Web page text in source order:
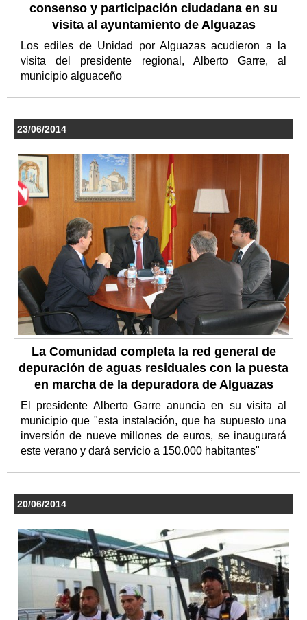
consenso y participación ciudadana en su
visita al ayuntamiento de Alguazas
Los ediles de Unidad por Alguazas acudieron a la
visita del presidente regional, Alberto Garre, al
municipio alguaceño
23/06/2014
La Comunidad completa la red general de
depuración de aguas residuales con la puesta
en marcha de la depuradora de Alguazas
El presidente Alberto Garre anuncia en su visita al
municipio que "esta instalación, que ha supuesto una
inversión de nueve millones de euros, se inaugurará
este verano y dará servicio a 150.000 habitantes"
20/06/2014